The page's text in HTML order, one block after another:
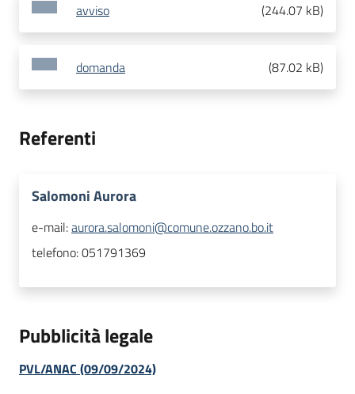
avviso (244.07 kB)
domanda (87.02 kB)
Referenti
Salomoni Aurora
e-mail:aurora.salomoni@comune.ozzano.bo.it
telefono:051791369
Pubblicità legale
PVL/ANAC (09/09/2024)